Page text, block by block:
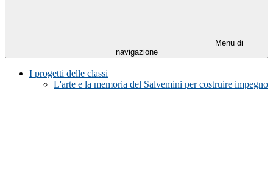
Menu di
navigazione
I progetti delle classi
L'arte e la memoria del Salvemini per costruire impegno